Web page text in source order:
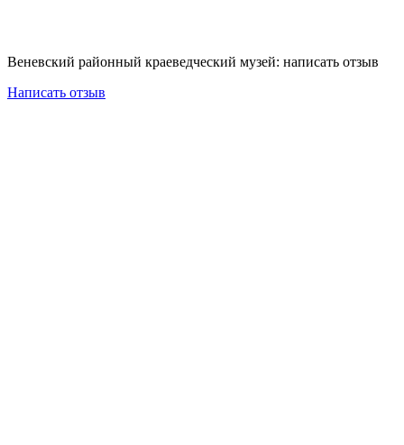
Веневский районный краеведческий музей: написать отзыв
Написать отзыв